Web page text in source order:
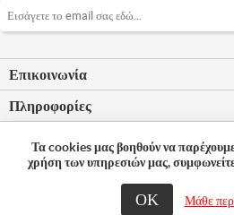
Επικοινωνία
Πληροφορίες
Ο λογαριασμός μου
© 2026
Τα cookies μας βοηθούν να
χρήση των υπηρεσιών μας,
ΟΚ Μάθε